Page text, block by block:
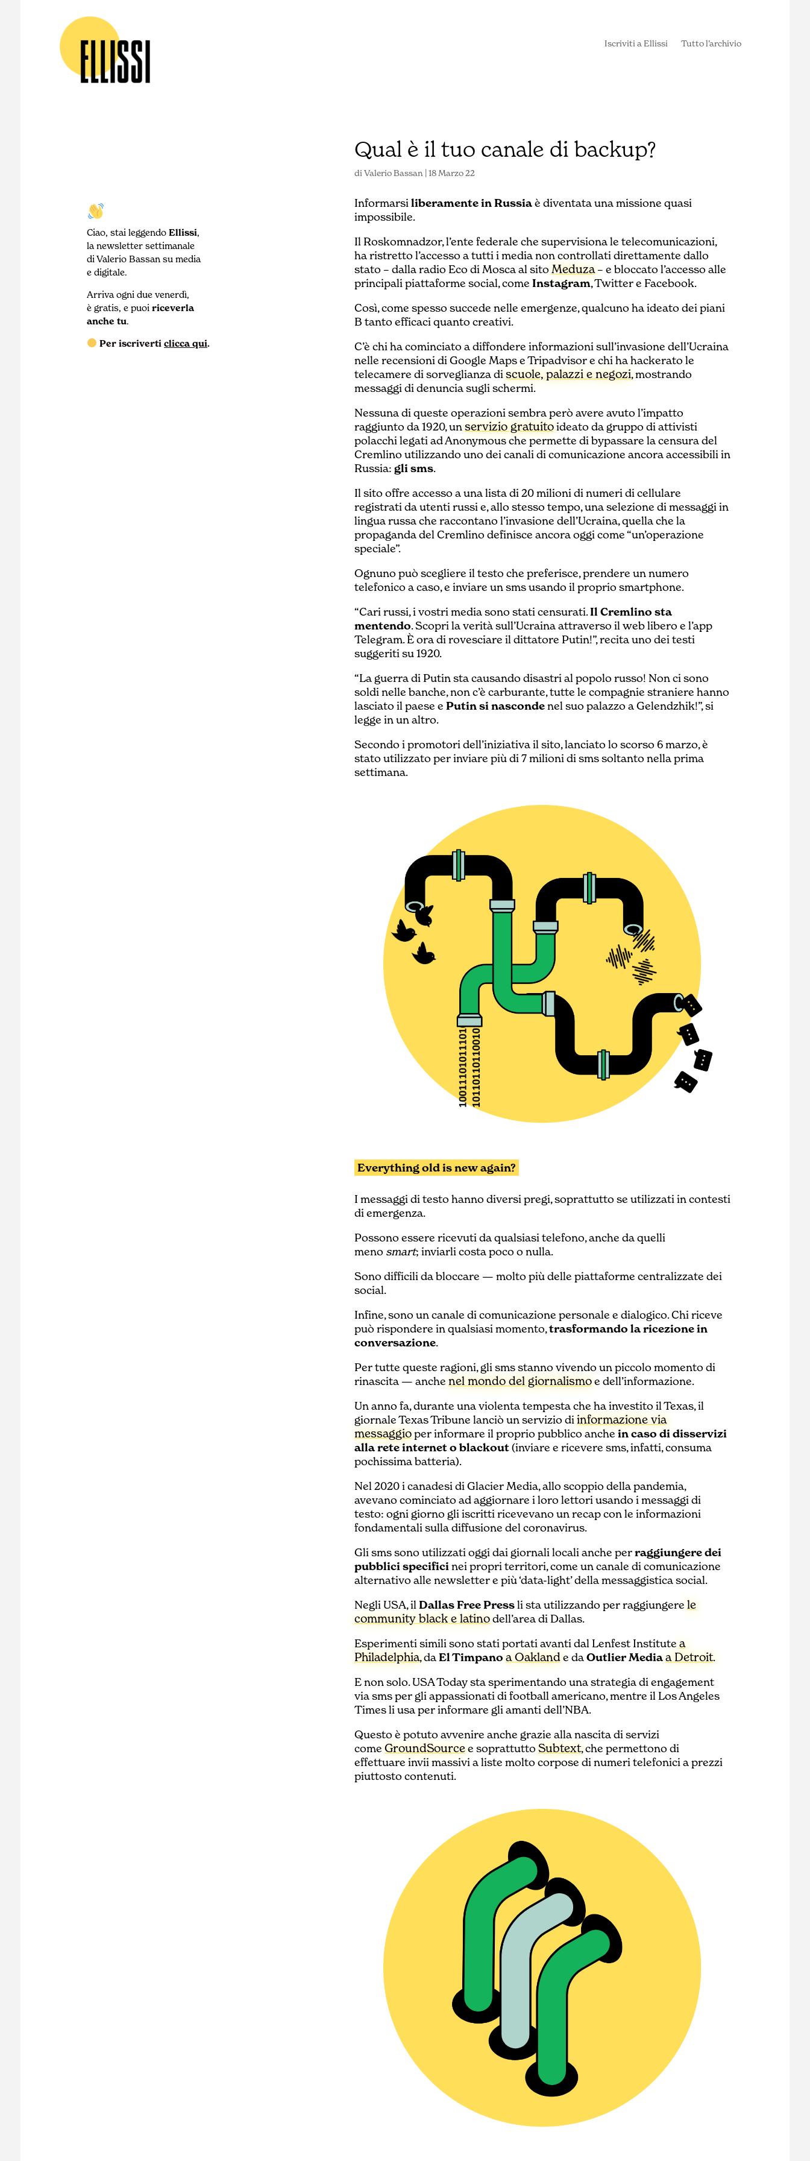
Iscriviti a Ellissi Tutto l’archivio
Qual è il tuo canale di backup?
diValerio Bassan| 18 Marzo 22
Ciao, stai leggendo Ellissi,
la newsletter settimanale
di Valerio Bassan su media
e digitale.
Arriva ogni due venerdì,
è gratis, e puoi riceverla
anche tu.
Per iscriverticlicca qui.
Informarsiliberamente in Russiaè diventata una missione quasi
impossibile.
Il Roskomnadzor, l’ente federale che supervisiona le telecomunicazioni,
ha ristretto l’accesso a tutti i media non controllati direttamente dallo
stato – dalla radio Eco di Mosca al sitoMeduza– e bloccato l’accesso alle
principali piattaforme social, come Instagram, Twitter e Facebook.
Così, come spesso succede nelle emergenze, qualcuno ha ideato dei piani
B tanto efficaci quanto creativi.
C’è chi ha cominciato a diffondere informazioni sull’invasione dell’Ucraina
nelle recensioni di Google Maps e Tripadvisor e chi ha hackerato le
telecamere di sorveglianza discuole, palazzi e negozi, mostrando
messaggi di denuncia sugli schermi.
Nessuna di queste operazioni sembra però avere avuto l’impatto
raggiunto da 1920, unservizio gratuitoideato da gruppo di attivisti
polacchi legati ad Anonymous che permette di bypassare la censura del
Cremlino utilizzando uno dei canali di comunicazione ancora accessibili in
Russia: gli sms.
Il sito offre accesso a una lista di 20 milioni di numeri di cellulare
registrati da utenti russi e, allo stesso tempo, una selezione di messaggi in
lingua russa che raccontano l’invasione dell’Ucraina, quella che la
propaganda del Cremlino definisce ancora oggi come “un’operazione
speciale”.
Ognuno può scegliere il testo che preferisce, prendere un numero
telefonico a caso, e inviare un sms usando il proprio smartphone.
“Cari russi, i vostri media sono stati censurati.Il Cremlino sta
mentendo. Scopri la verità sull’Ucraina attraverso il web libero e l’app
Telegram. È ora di rovesciare il dittatore Putin!”, recita uno dei testi
suggeriti su 1920.
“La guerra di Putin sta causando disastri al popolo russo! Non ci sono
soldi nelle banche, non c’è carburante, tutte le compagnie straniere hanno
lasciato il paese e Putin si nascondenel suo palazzo a Gelendzhik!”, si
legge in un altro.
Secondo i promotori dell’iniziativa il sito, lanciato lo scorso 6 marzo, è
stato utilizzato per inviare più di 7 milioni di sms soltanto nella prima
settimana.
Everything old is new again?
I messaggi di testo hanno diversi pregi, soprattutto se utilizzati in contesti
di emergenza.
Possono essere ricevuti da qualsiasi telefono, anche da quelli
meno smart; inviarli costa poco o nulla.
Sono difficili da bloccare — molto più delle piattaforme centralizzate dei
social.
Infine, sono un canale di comunicazione personale e dialogico. Chi riceve
può rispondere in qualsiasi momento,trasformando la ricezione in
conversazione.
Per tutte queste ragioni, gli sms stanno vivendo un piccolo momento di
rinascita — anche nel mondo del giornalismoe dell’informazione.
Un anno fa, durante una violenta tempesta che ha investito il Texas, il
giornale Texas Tribune lanciò un servizio diinformazione via
messaggioper informare il proprio pubblico anche in caso di disservizi
alla rete internet o blackout(inviare e ricevere sms, infatti, consuma
pochissima batteria).
Nel 2020 i canadesi di Glacier Media, allo scoppio della pandemia,
avevano cominciato ad aggiornare i loro lettori usando i messaggi di
testo: ogni giorno gli iscritti ricevevano un recap con le informazioni
fondamentali sulla diffusione del coronavirus.
Gli sms sono utilizzati oggi dai giornali locali anche perraggiungere dei
pubblici specificinei propri territori, come un canale di comunicazione
alternativo alle newsletter e più ‘data-light’ della messaggistica social.
Negli USA, ilDallas Free Pressli sta utilizzando per raggiungere le
community black e latinodell’area di Dallas.
Esperimenti simili sono stati portati avanti dal Lenfest Institute a
Philadelphia, daEl Timpano a Oaklande daOutlier Mediaa Detroit.
E non solo. USA Today sta sperimentando una strategia di engagement
via sms per gli appassionati di football americano, mentre il Los Angeles
Times li usa per informare gli amanti dell’NBA.
Questo è potuto avvenire anche grazie alla nascita di servizi
come GroundSourcee soprattuttoSubtext, che permettono di
effettuare invii massivi a liste molto corpose di numeri telefonici a prezzi
piuttosto contenuti.